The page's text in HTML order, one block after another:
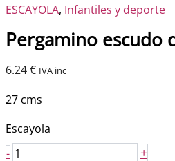
ESCAYOLA, Infantiles y deporte
Pergamino escudo
6.24€ IVA inc
27 cms
Escayola
- Pergamino
+